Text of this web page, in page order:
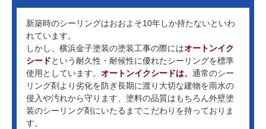
新築時のシーリングはおおよそ10年しか持たないといわ
れています。
しかし、横浜金子塗装の塗装工事の際にはオートンイク
シードという耐久性・耐候性に優れたシーリングを標準
使用としています。 オートンイクシードは、 通常のシー
リング剤より劣化を防ぎ長期に渡り大切な建物を雨水の
侵入や汚れから守ります、塗料の品質はもちろん外壁塗
装のシーリング剤にいたるまでこだわりを持っておりま
す。